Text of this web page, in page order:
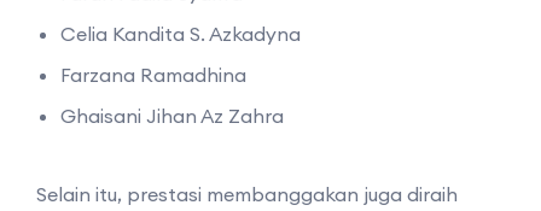
Celia Kandita S. Azkadyna
Farzana Ramadhina
Ghaisani Jihan Az Zahra
Selain itu, prestasi membanggakan juga diraih